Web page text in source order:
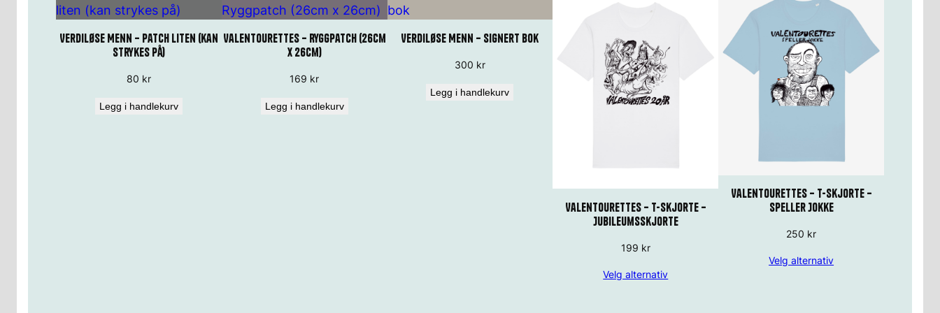
Verdiløse Menn – Patch liten (kan
strykes på)
80 kr
Legg i handlekurv
Valentourettes – Ryggpatch (26cm
x 26cm)
169 kr
Legg i handlekurv
Verdiløse Menn – signert bok
300 kr
Legg i handlekurv
Valentourettes – T-Skjorte –
Jubileumsskjorte
199 kr
Velg alternativ
Valentourettes – T-skjorte –
Speller Jokke
250 kr
Velg alternativ